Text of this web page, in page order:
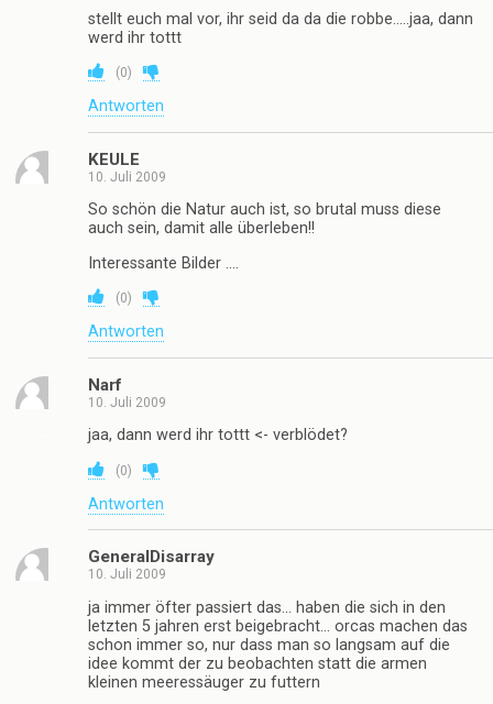
stellt euch mal vor, ihr seid da da die robbe…..jaa, dann
werd ihr tottt
(0)
Antworten
KEULE
10. Juli 2009
So schön die Natur auch ist, so brutal muss diese
auch sein, damit alle überleben!!
Interessante Bilder ….
(0)
Antworten
Narf
10. Juli 2009
jaa, dann werd ihr tottt <- verblödet?
(0)
Antworten
GeneralDisarray
10. Juli 2009
ja immer öfter passiert das… haben die sich in den
letzten 5 jahren erst beigebracht… orcas machen das
schon immer so, nur dass man so langsam auf die
idee kommt der zu beobachten statt die armen
kleinen meeressäuger zu futtern